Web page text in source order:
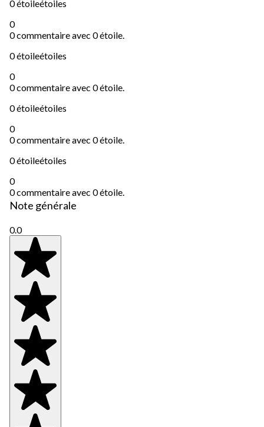
0 étoileétoiles
0
0 commentaire avec 0 étoile.
0 étoileétoiles
0
0 commentaire avec 0 étoile.
0 étoileétoiles
0
0 commentaire avec 0 étoile.
0 étoileétoiles
0
0 commentaire avec 0 étoile.
Note générale
0.0